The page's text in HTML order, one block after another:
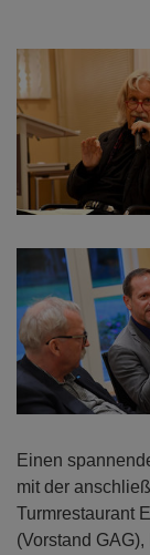
Einen
mit der
Turmrestaurant
(Vorstand